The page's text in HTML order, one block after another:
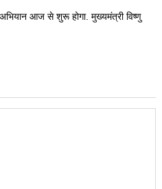
आज से शुरू होगा. मुख्यमंत्री विष्णु